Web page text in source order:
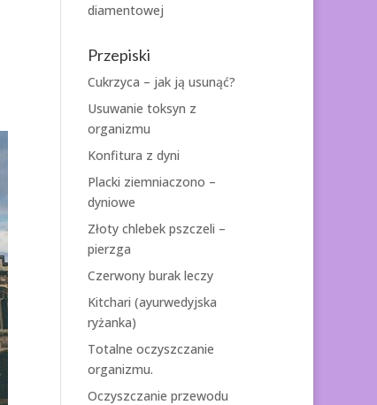
diamentowej
Przepiski
Cukrzyca – jak ją usunąć?
Usuwanie toksyn z
organizmu
Konfitura z dyni
Placki ziemniaczono –
dyniowe
Złoty chlebek pszczeli –
pierzga
Czerwony burak leczy
Kitchari (ayurwedyjska
ryżanka)
Totalne oczyszczanie
organizmu.
Oczyszczanie przewodu